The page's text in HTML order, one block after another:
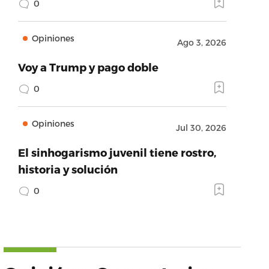
0
Opiniones Ago 3, 2026
Voy a Trump y pago doble
0
Opiniones Jul 30, 2026
El sinhogarismo juvenil tiene rostro,
historia y solución
0